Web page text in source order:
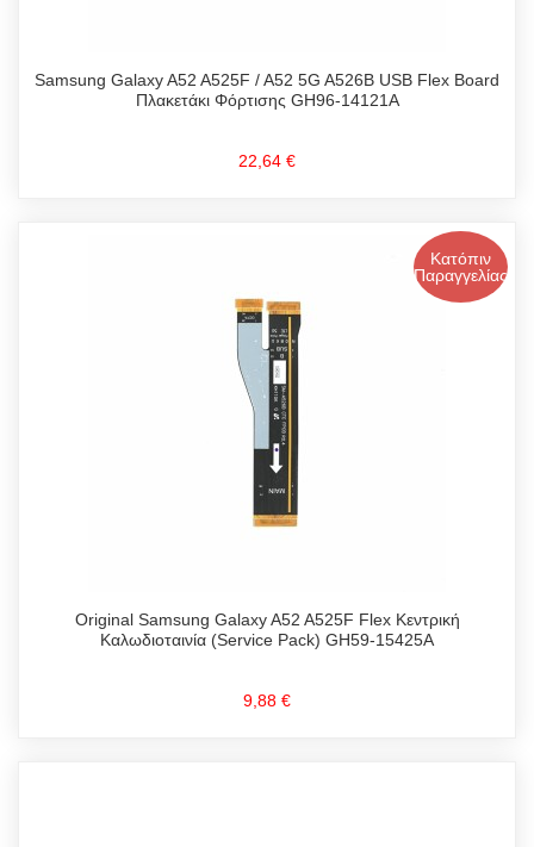
Samsung Galaxy A52 A525F / A52 5G A526B USB Flex Board
Πλακετάκι Φόρτισης GH96-14121A
22,64 €
Κατόπιν
Παραγγελίας
Original Samsung Galaxy A52 A525F Flex Κεντρική
Καλωδιοταινία (Service Pack) GH59-15425A
9,88 €